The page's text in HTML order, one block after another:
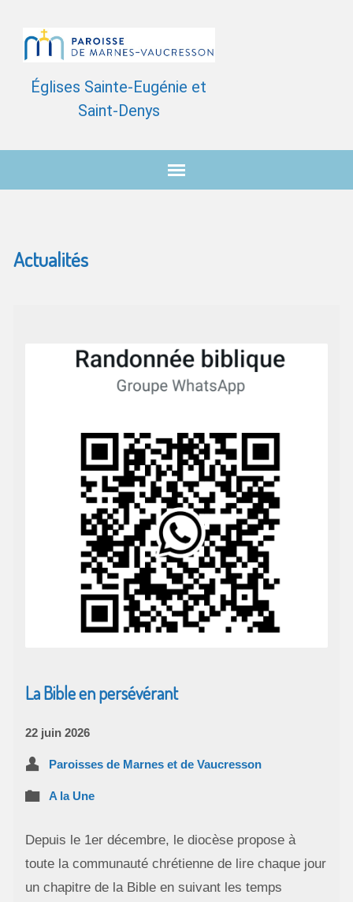
Églises Sainte-Eugénie et
Saint-Denys
Actualités
La Bible en persévérant
22 juin 2026
Paroisses de Marnes et de Vaucresson
A la Une
Depuis le 1er décembre, le diocèse propose à
toute la communauté chrétienne de lire chaque jour
un chapitre de la Bible en suivant les temps